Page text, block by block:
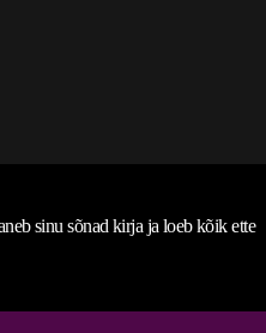
sinu sõnad kirja ja loeb kõik ette